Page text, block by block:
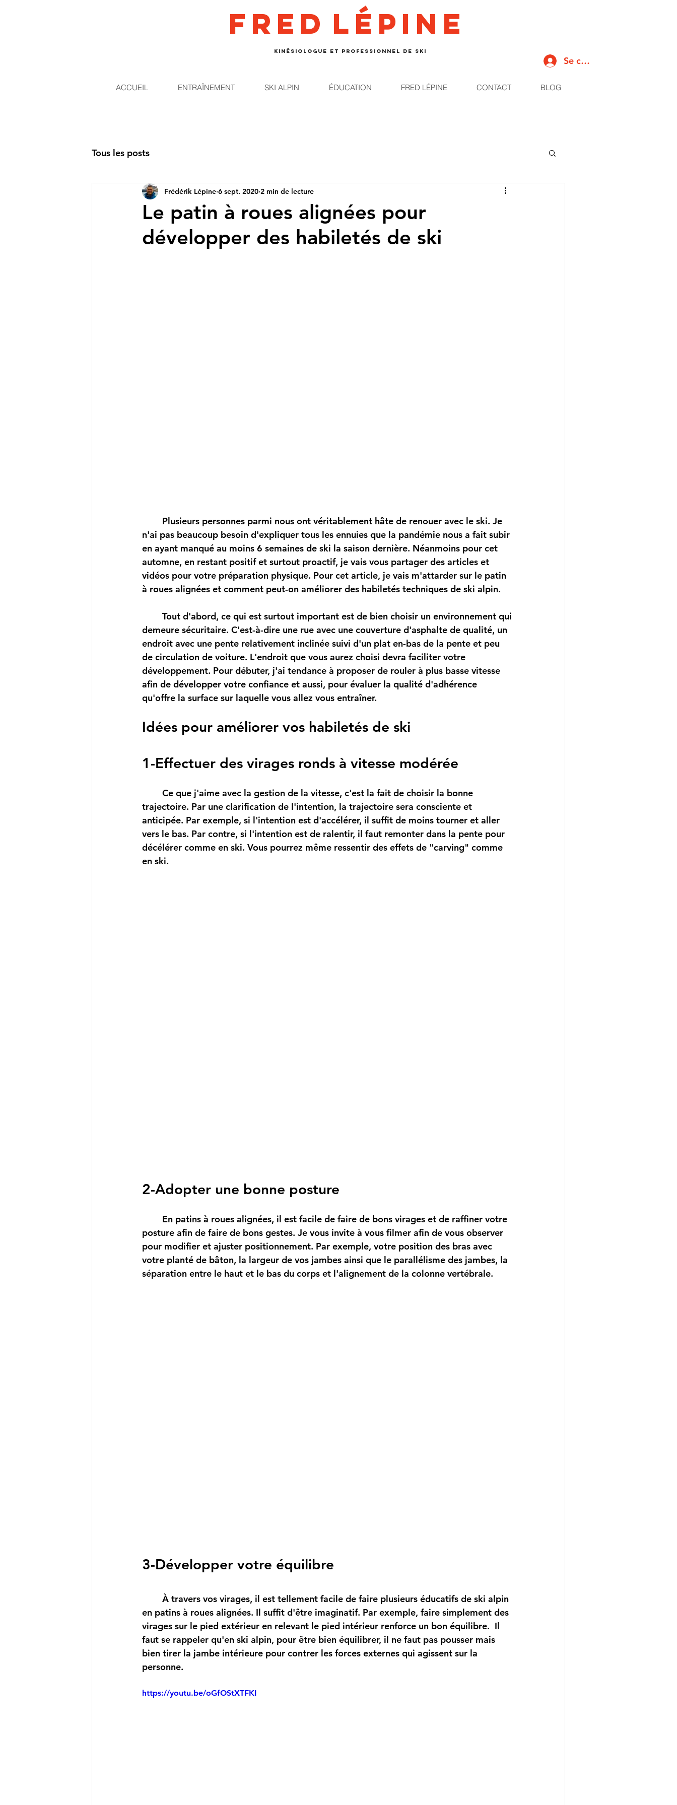
Fred lépine
kinésiologue et professionnel de ski
Se connecter
ACCUEIL ENTRAÎNEMENT SKI ALPIN ÉDUCATION FRED LÉPINE CONTACT BLOG
Tous les posts
Le patin à roues alignées pour
développer des habiletés de ski
Frédérik Lépine 6 sept. 2020 2 min de lecture
n'ai pas beaucoup besoin d'expliquer tous les ennuies que la pandémie nous a fait subir
en ayant manqué au moins 6 semaines de ski la saison dernière. Néanmoins pour cet
automne, en restant positif et surtout proactif, je vais vous partager des articles et
vidéos pour votre préparation physique. Pour cet article, je vais m'attarder sur le patin
à roues alignées et comment peut-on améliorer des habiletés techniques de ski alpin.
demeure sécuritaire. C'est-à-dire une rue avec une couverture d'asphalte de qualité, un
endroit avec une pente relativement inclinée suivi d'un plat en-bas de la pente et peu
de circulation de voiture. L'endroit que vous aurez choisi devra faciliter votre
développement. Pour débuter, j'ai tendance à proposer de rouler à plus basse vitesse
afin de développer votre confiance et aussi, pour évaluer la qualité d'adhérence
qu'offre la surface sur laquelle vous allez vous entraîner.
Idées pour améliorer vos habiletés de ski
1-Effectuer des virages ronds à vitesse modérée
trajectoire. Par une clarification de l'intention, la trajectoire sera consciente et
anticipée. Par exemple, si l'intention est d'accélérer, il suffit de moins tourner et aller
vers le bas. Par contre, si l'intention est de ralentir, il faut remonter dans la pente pour
décélérer comme en ski. Vous pourrez même ressentir des effets de "carving" comme
en ski.
2-Adopter une bonne posture
posture afin de faire de bons gestes. Je vous invite à vous filmer afin de vous observer
pour modifier et ajuster positionnement. Par exemple, votre position des bras avec
votre planté de bâton, la largeur de vos jambes ainsi que le parallélisme des jambes, la
séparation entre le haut et le bas du corps et l'alignement de la colonne vertébrale.
3-Développer votre équilibre
en patins à roues alignées. Il suffit d'être imaginatif. Par exemple, faire simplement des
virages sur le pied extérieur en relevant le pied intérieur renforce un bon équilibre.  Il
faut se rappeler qu'en ski alpin, pour être bien équilibrer, il ne faut pas pousser mais
bien tirer la jambe intérieure pour contrer les forces externes qui agissent sur la
personne.
https://youtu.be/oGfOStXTFKI